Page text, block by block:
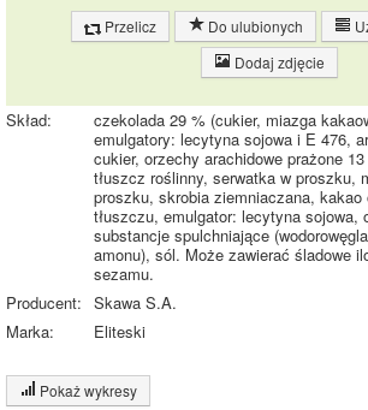
Przelicz Do ulubionych
Dodaj zdjęcie
Skład:
czekolada 29 % (cukier, miazga
emulgatory: lecytyna sojowa i E 476,
cukier, orzechy arachidowe prażone
tłuszcz roślinny, serwatka w proszku,
proszku, skrobia ziemniaczana,
tłuszczu, emulgator: lecytyna sojowa,
substancje spulchniające
amonu), sól. Może zawierać śladowe
sezamu.
Producent: Skawa S.A.
Marka:
Eliteski
Pokaż wykresy